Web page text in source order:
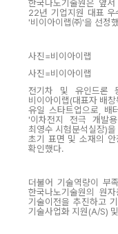
한국나노기술원은 앞
22년 기업지원 대표 우
'비이아이랩㈜'을 선정
사진=비이아이랩
사진=비이아이랩
전기차 및 유인드론
비이아이랩(대표자 배
유일 스타트업으로,
'이차전지 전극 개발
최영수 시험분석실장)
초기 표면 및 소재의
확인했다.
더불어 기술역량이 부
한국나노기술원의 원
기술이전을 추진하고
기술사업화 지원(A/S)